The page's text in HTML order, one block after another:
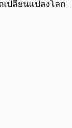
เปลี่ยนแปลงโลก